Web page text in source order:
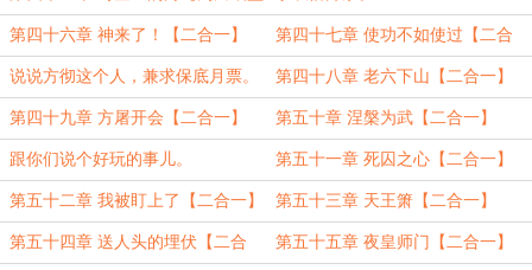
主神仙哥哥123加更2】
第四十六章 神来了！【二合一】 第四十七章 使功不如使过【二合
一】
说说方彻这个人，兼求保底月票。 第四十八章 老六下山【二合一】
第四十九章 方屠开会【二合一】 第五十章 涅槃为武【二合一】
跟你们说个好玩的事儿。 第五十一章 死囚之心【二合一】
第五十二章 我被盯上了【二合一】 第五十三章 天王箫【二合一】
第五十四章 送人头的埋伏【二合 第五十五章 夜皇师门【二合一】